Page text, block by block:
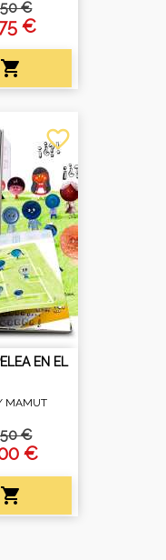
€
€

EN EL
MAMUT
€
€

favorite_border